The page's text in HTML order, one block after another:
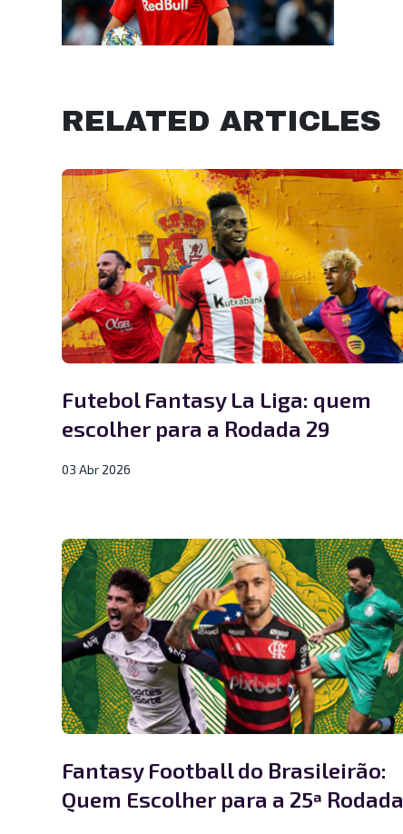
RELATED ARTICLES
Futebol Fantasy La Liga: quem
escolher para a Rodada 29
03 Abr 2026
Fantasy Football do Brasileirão:
Quem Escolher para a 25ª Rodada